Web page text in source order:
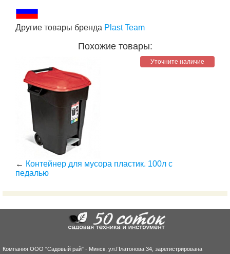
Другие товары бренда Plast Team
Похожие товары:
Уточните наличие
← Контейнер для мусора пластик. 100л с
педалью
Компания ООО "Садовый рай" - Минск, ул.Платонова 34, зарегистрирована